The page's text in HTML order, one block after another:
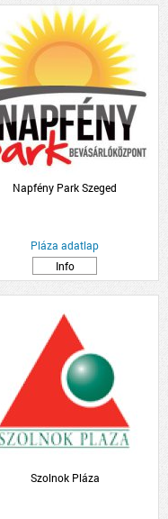
Napfény Park Szeged
Pláza adatlap
Info
Szolnok Pláza